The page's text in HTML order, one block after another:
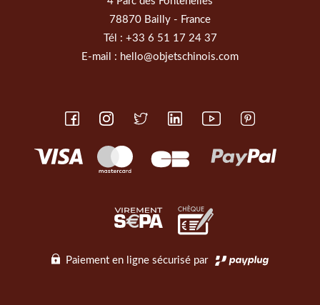
78870 Bailly - France
Tél : +33 6 51 17 24 37
E-mail : hello@objetschinois.com
Paiement en ligne sécurisé par